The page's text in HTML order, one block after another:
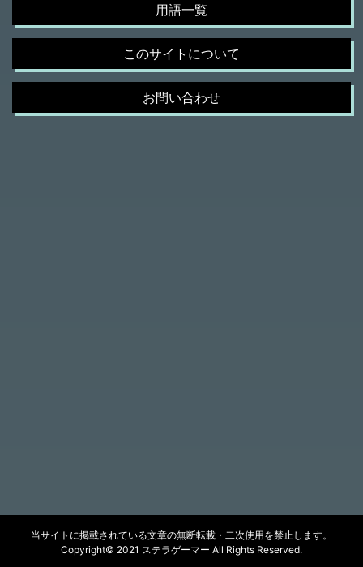
用語一覧
このサイトについて
お問い合わせ
当サイトに掲載されている文章の無断転載・二次使用を禁止します。
Copyright© 2021 ステラゲーマー All Rights Reserved.